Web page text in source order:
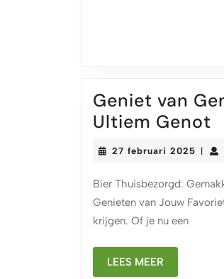
Geniet van
Ultiem Genot
27 februari 2025 27
2025
Bier Thuisbezorgd:
Genieten van Jouw
krijgen. Of je nu een
LEES MEER